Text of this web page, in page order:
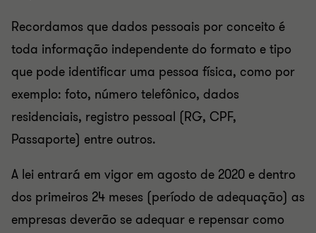
Recordamos que dados pessoais por conceito é
toda informação independente do formato e tipo
que pode identificar uma pessoa física, como por
exemplo: foto, número telefônico, dados
residenciais, registro pessoal (RG, CPF,
Passaporte) entre outros.
A lei entrará em vigor em agosto de 2020 e dentro
dos primeiros 24 meses (período de adequação) as
empresas deverão se adequar e repensar como